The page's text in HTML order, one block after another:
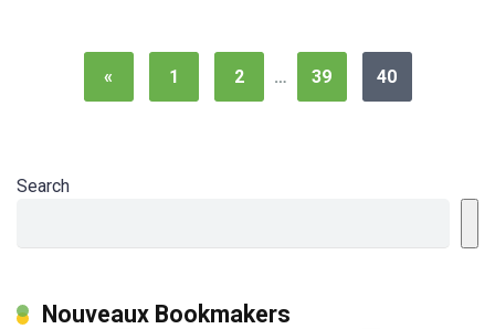
« 1 2 … 39 40
Search
Nouveaux Bookmakers